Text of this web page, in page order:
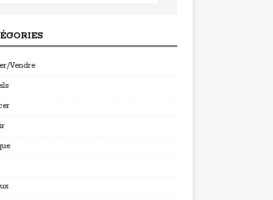
Vendre